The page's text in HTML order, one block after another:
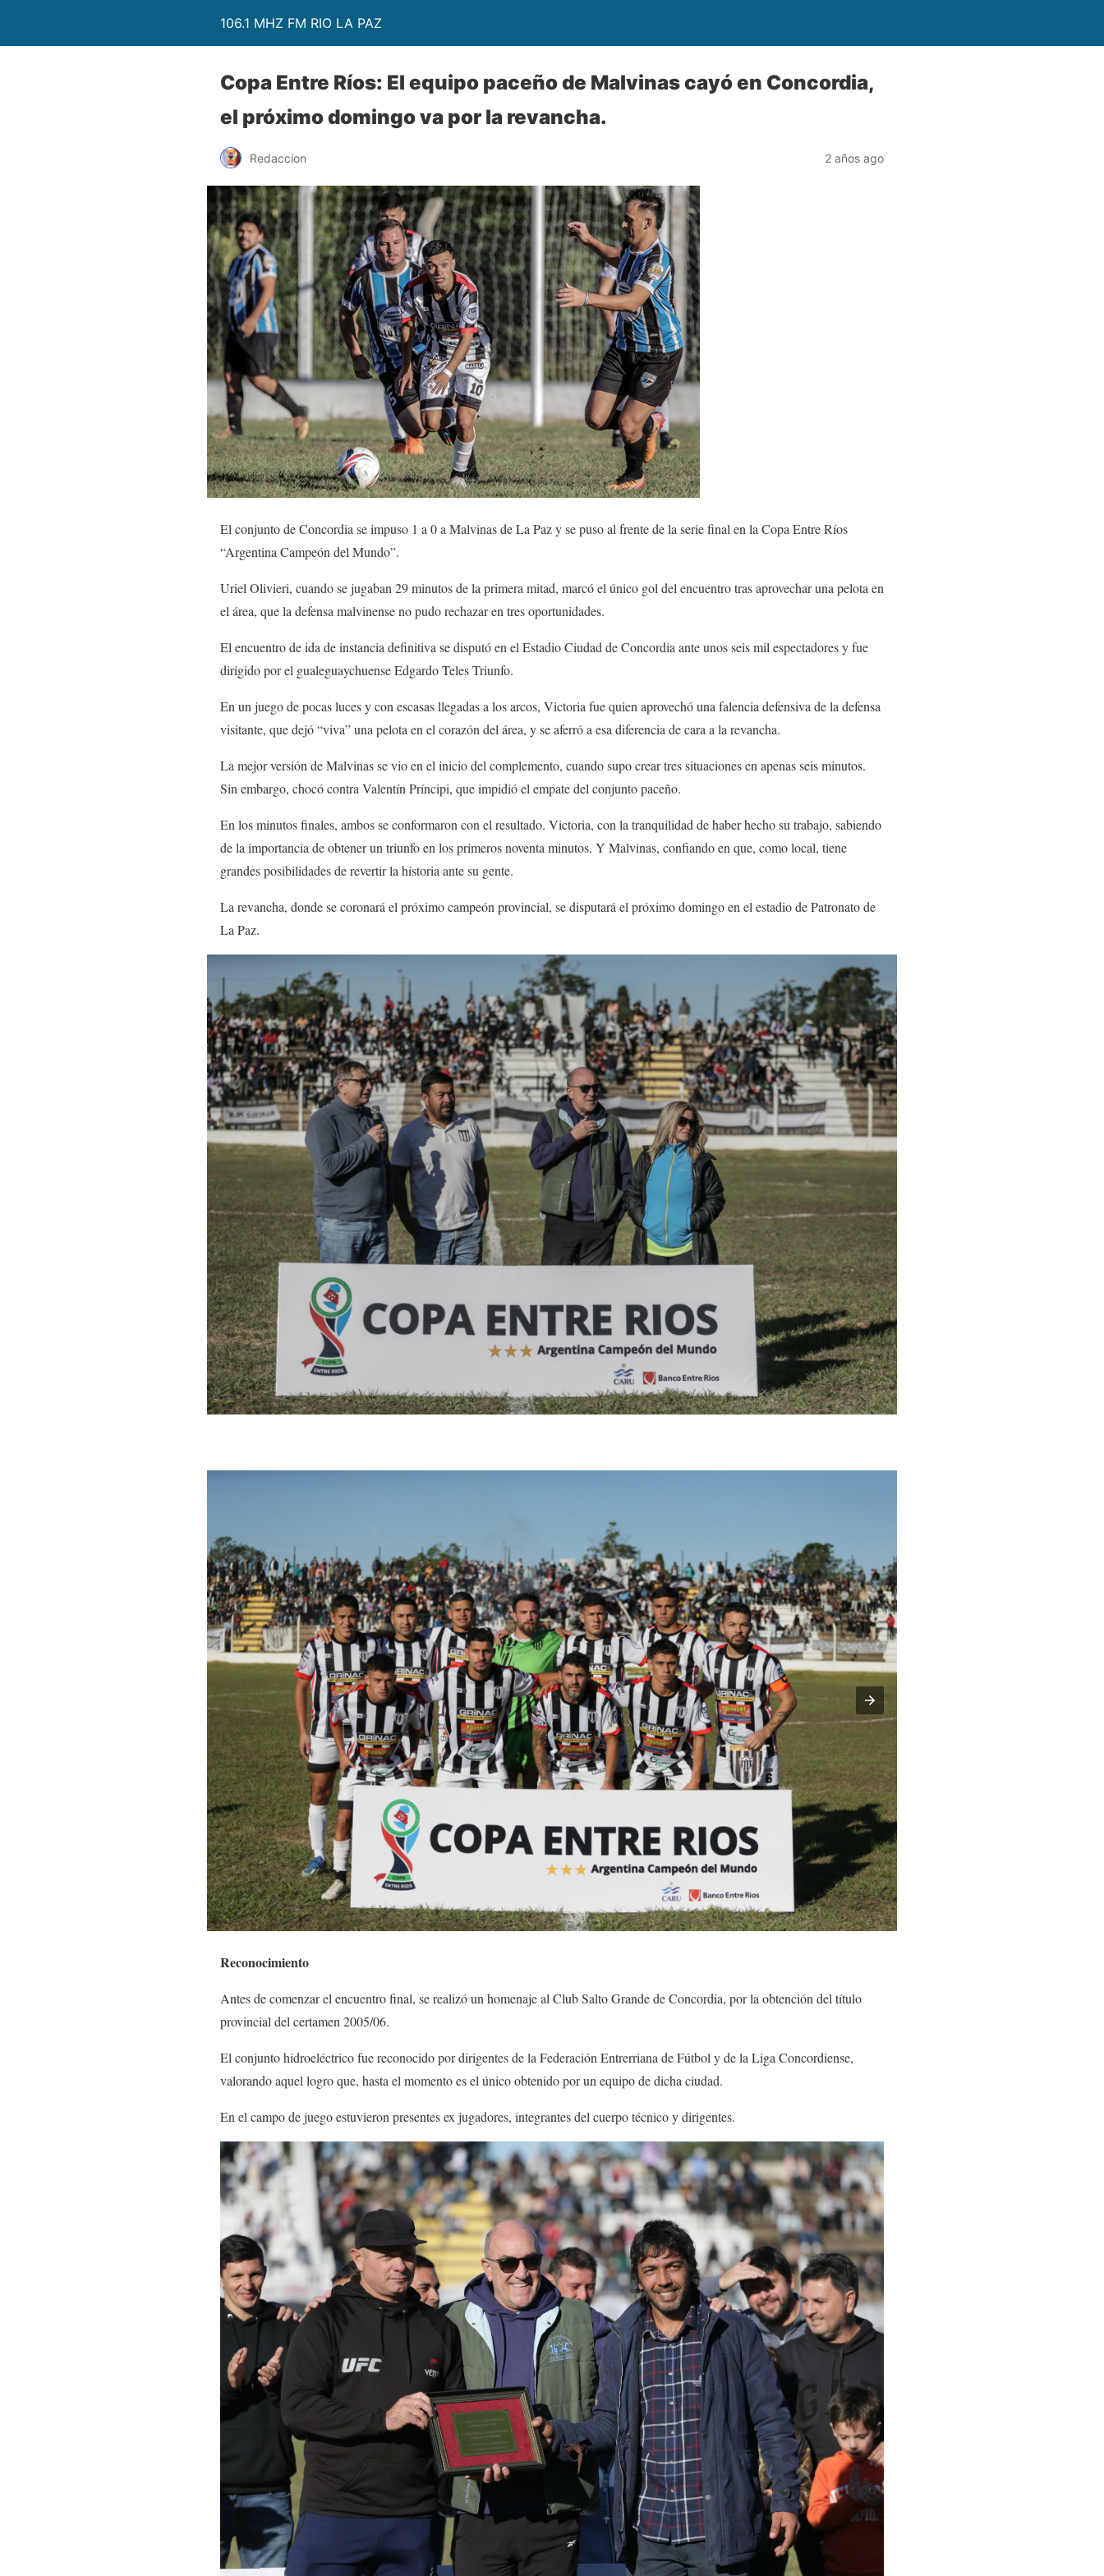
106.1 MHZ FM RIO LA PAZ
Copa Entre Ríos: El equipo paceño de Malvinas cayó en Concordia,
el próximo domingo va por la revancha.
Redaccion 2 años ago
El conjunto de Concordia se impuso 1 a 0 a Malvinas de La Paz y se puso al frente de la serie final en la Copa Entre Ríos
“Argentina Campeón del Mundo”.
Uriel Olivieri, cuando se jugaban 29 minutos de la primera mitad, marcó el único gol del encuentro tras aprovechar una pelota en
el área, que la defensa malvinense no pudo rechazar en tres oportunidades.
El encuentro de ida de instancia definitiva se disputó en el Estadio Ciudad de Concordia ante unos seis mil espectadores y fue
dirigido por el gualeguaychuense Edgardo Teles Triunfo.
En un juego de pocas luces y con escasas llegadas a los arcos, Victoria fue quien aprovechó una falencia defensiva de la defensa
visitante, que dejó “viva” una pelota en el corazón del área, y se aferró a esa diferencia de cara a la revancha.
La mejor versión de Malvinas se vio en el inicio del complemento, cuando supo crear tres situaciones en apenas seis minutos.
Sin embargo, chocó contra Valentín Príncipi, que impidió el empate del conjunto paceño.
En los minutos finales, ambos se conformaron con el resultado. Victoria, con la tranquilidad de haber hecho su trabajo, sabiendo
de la importancia de obtener un triunfo en los primeros noventa minutos. Y Malvinas, confiando en que, como local, tiene
grandes posibilidades de revertir la historia ante su gente.
La revancha, donde se coronará el próximo campeón provincial, se disputará el próximo domingo en el estadio de Patronato de
La Paz.
Reconocimiento
Antes de comenzar el encuentro final, se realizó un homenaje al Club Salto Grande de Concordia, por la obtención del título
provincial del certamen 2005/06.
El conjunto hidroeléctrico fue reconocido por dirigentes de la Federación Entrerriana de Fútbol y de la Liga Concordiense,
valorando aquel logro que, hasta el momento es el único obtenido por un equipo de dicha ciudad.
En el campo de juego estuvieron presentes ex jugadores, integrantes del cuerpo técnico y dirigentes.